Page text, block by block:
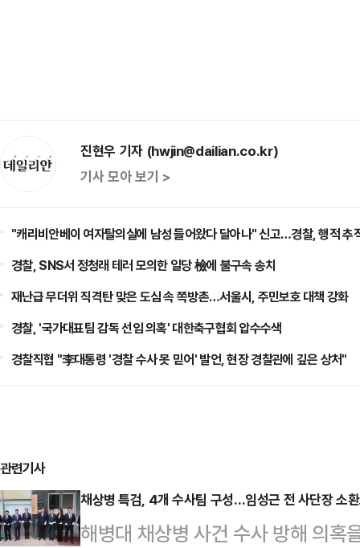
진현우 기자 (hwjin@dailian.co.kr)
기사 모아 보기 >
"캐리비안베이 여자탈의실에 남성 들어왔다 달아나" 신고…경찰, 행적 추
경찰, SNS서 정청래 테러 모의한 일당 檢에 불구속 송치
재난급 무더위 직격탄 맞은 도심 속 쪽방촌…서울시, 주민보호 대책 강화
경찰, '국가대표팀 감독 선임 의혹' 대한축구협회 압수수색
경찰직협 "李대통령 '경찰 수사 못 믿어' 발언, 현장 경찰관에 깊은 상처"
관련기사
채상병 특검, 4개 수사팀 구성…임성근 전 사단장 소
해병대 채상병 사건 수사 방해 의혹